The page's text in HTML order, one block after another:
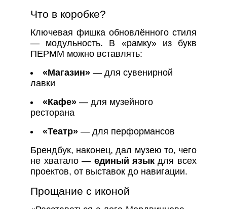
Что в коробке?
Ключевая фишка обновлённого стиля
— модульность. В «рамку» из букв
ПЕРММ можно вставлять:
«Магазин» — для сувенирной
лавки
«Кафе» — для музейного
ресторана
«Театр» — для перформансов
Брендбук, наконец, дал музею то, чего
не хватало — единый языкдля всех
проектов, от выставок до навигации.
Прощание с иконой